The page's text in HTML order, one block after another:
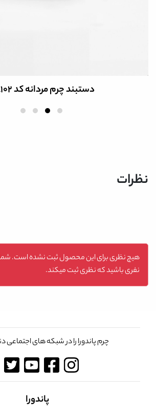
دستبند چرم مردانه کد BR105
نظرات
هیچ نظری برای این محصول ثبت نشده است. شما
نفری باشید که نظری ثبت میکند.
چرم پاندورا را در شبکه های اجتماعی
پاندورا